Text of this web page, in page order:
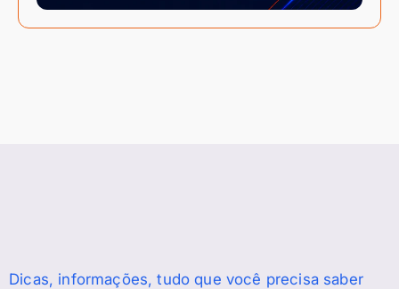
Dicas, informações, tudo que você precisa saber